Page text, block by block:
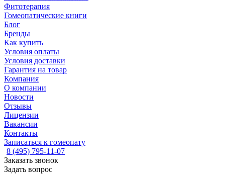
Фитотерапия
Гомеопатические книги
Блог
Бренды
Как купить
Условия оплаты
Условия доставки
Гарантия на товар
Компания
О компании
Новости
Отзывы
Лицензии
Вакансии
Контакты
Записаться к гомеопату
8 (495) 795-11-07
Заказать звонок
Задать вопрос